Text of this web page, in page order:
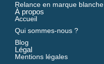
Relance en marque blanche
À propos
Accueil
Qui sommes-nous ?
Blog
Légal
Mentions légales